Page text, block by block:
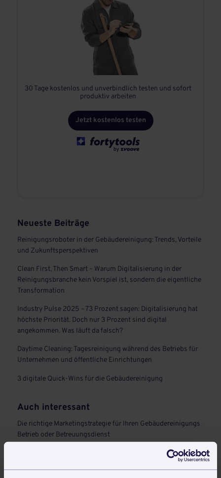
30 Tage kostenlos und unverbindlich testen und sofort
produktiv arbeiten
Jetzt kostenlos testen
Neueste Beiträge
Reinigungsroboter in der Gebäudereinigung: Trends, Vorteile
und Zukunftsperspektiven
Clean First, Then Smart – Warum Digitalisierung in der
Reinigungsbranche kein Vorspiel ist, sondern die eigentliche
Transformation
Industry Pulse 2025 – 73 Prozent sagen: Digitalisierung hat
höchste Priorität. Doch nur 3 Prozent sind digital
angekommen. Was läuft da falsch?
Daytime Cleaning: Tagesreinigung während des Betriebs für
Unternehmen und öffentliche Einrichtungen
3 digitale Quick-Wins für die Gebäudereinigung
Auch interessant
Die richtige Marketingstrategie für Ihren Gebäudereinigungs
Betrieb oder Betreuungsdienst
Abwesenheitsnotizen, Anrufbeantworter und Virtuelles
Sekretariat für Betreuungsdienste und Gebäudereiniger –